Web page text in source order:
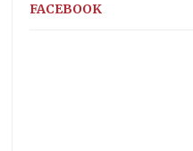
FACEBOOK